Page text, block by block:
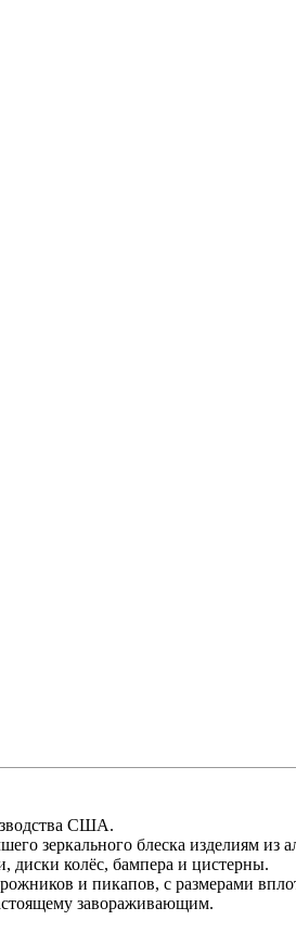
США.
зеркального блеска изделиям из
диски колёс, бампера и цистерны.
и пикапов, с размерами
завораживающим.